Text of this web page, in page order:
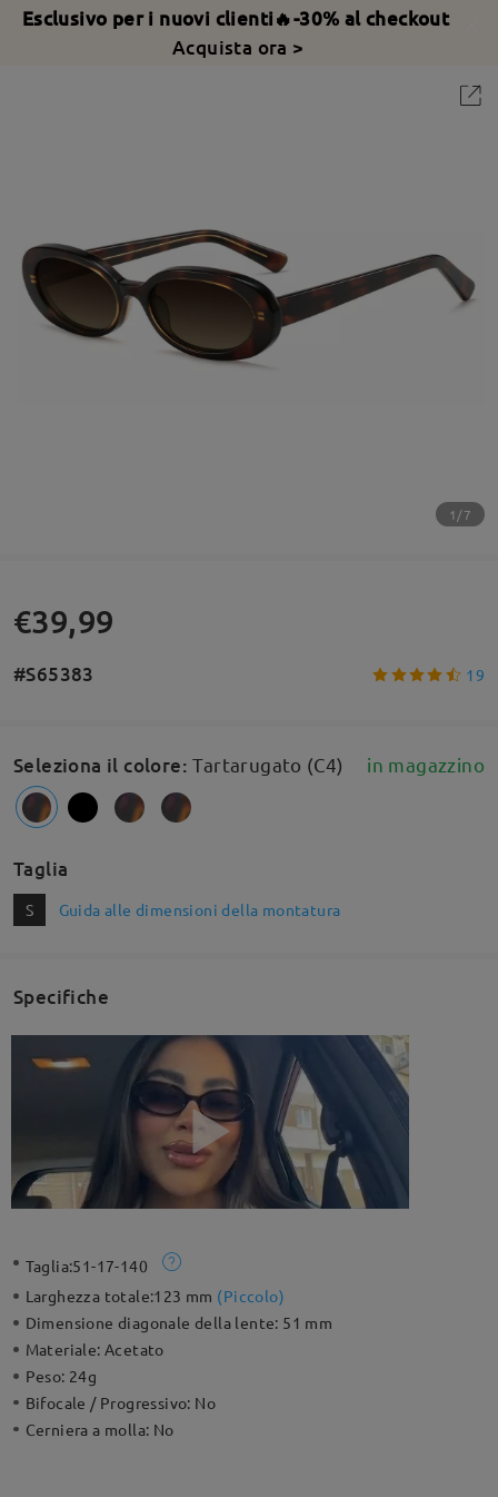
Esclusivo per i nuovi clienti🔥-30% al checkout
Acquista ora >
1/7
€39,99
#S65383 19
Seleziona il colore:Tartarugato (C4) in magazzino
Taglia
S Guida alle dimensioni della montatura
Specifiche
Taglia:51-17-140
Larghezza totale:123 mm (Piccolo)
Dimensione diagonale della lente: 51 mm
Materiale:Acetato
Peso: 24g
Bifocale / Progressivo: No
Cerniera a molla: No